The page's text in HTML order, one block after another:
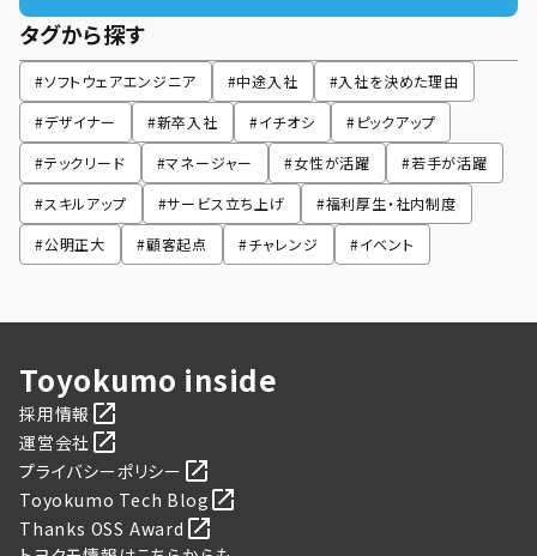
タグから探す
#ソフトウェアエンジニア #中途入社 #入社を決めた理由
#デザイナー #新卒入社 #イチオシ #ピックアップ
#テックリード #マネージャー #女性が活躍 #若手が活躍
#スキルアップ #サービス立ち上げ #福利厚生・社内制度
#公明正大 #顧客起点 #チャレンジ #イベント
Toyokumo inside
採用情報
運営会社
プライバシーポリシー
Toyokumo Tech Blog
Thanks OSS Award